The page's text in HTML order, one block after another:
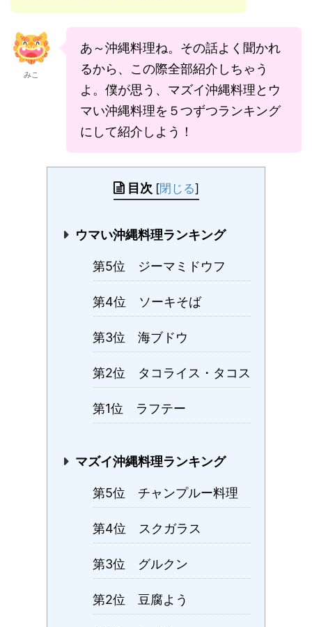
みこ
あ～沖縄料理ね。その話よく聞かれ
るから、この際全部紹介しちゃう
よ。僕が思う、マズイ沖縄料理とウ
マい沖縄料理を５つずつランキング
にして紹介しよう！
目次 [閉じる]
ウマい沖縄料理ランキング
第5位 ジーマミドウフ
第4位 ソーキそば
第3位 海ブドウ
第2位 タコライス・タコス
第1位 ラフテー
マズイ沖縄料理ランキング
第5位 チャンプルー料理
第4位 スクガラス
第3位 グルクン
第2位 豆腐よう